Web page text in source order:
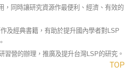
，同時讓研究資源作最便利、經濟、有效的
及經典書籍，有助於提升國內學者對LSP
習營的辦理，推廣及提升台灣LSP的研究。
TOP